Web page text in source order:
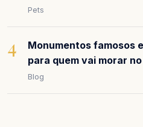
Pets
4
Monumentos famosos
para quem vai morar
Blog